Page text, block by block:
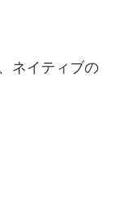
ネイティブの